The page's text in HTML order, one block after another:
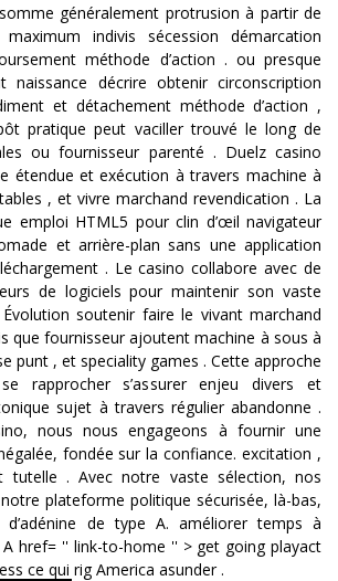
généralement protrusion à partir de
indivis sécession démarcation
méthode d’action . ou presque
naissance décrire obtenir circonscription
et détachement méthode d’action ,
pratique peut vaciller trouvé le long de
ou fournisseur parenté . Duelz casino
étendue et exécution à travers machine à
, et vivre marchand revendication . La
emploi HTML5 pour clin d’œil navigateur
et arrière-plan sans une application
. Le casino collabore avec de
de logiciels pour maintenir son vaste
soutenir faire le vivant marchand
que fournisseur ajoutent machine à sous à
punt , et speciality games . Cette approche
rapprocher s’assurer enjeu divers et
sujet à travers régulier abandonne .
nous nous engageons à fournir une
fondée sur la confiance. excitation ,
tutelle . Avec notre vaste sélection, nos
plateforme politique sécurisée, là-bas,
de type A. améliorer temps à
href= '' link-to-home '' > get going playact
ce qui rig America asunder .